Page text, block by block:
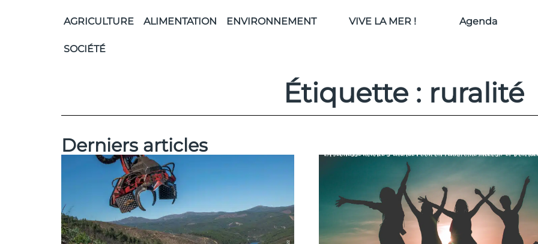
AGRICULTURE ALIMENTATION ENVIRONNEMENT
SOCIÉTÉ
VIVE LA MER ! Agenda
Étiquette : ruralité
Derniers articles